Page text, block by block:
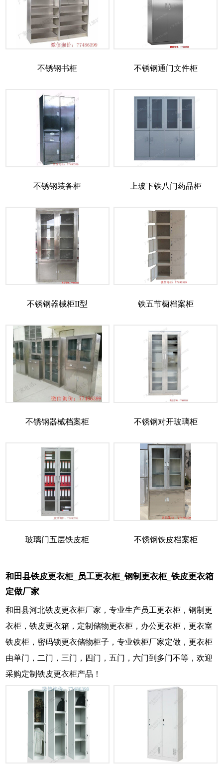
不锈钢书柜 不锈钢通门文件柜
不锈钢装备柜 上玻下铁八门药品柜
不锈钢器械柜II型 铁五节橱档案柜
不锈钢器械档案柜 不锈钢对开玻璃柜
玻璃门五层铁皮柜 不锈钢铁皮档案柜
和田县铁皮更衣柜_员工更衣柜_钢制更衣柜_铁皮更衣箱
定做厂家
和田县河北铁皮更衣柜厂家，专业生产员工更衣柜，钢制更
衣柜，铁皮更衣箱，定制储物更衣柜，办公更衣柜，更衣室
铁皮柜，密码锁更衣储物柜子，专业铁柜厂家定做，更衣柜
由单门，二门，三门，四门，五门，六门到多门不等，欢迎
采购定制铁皮更衣柜产品！